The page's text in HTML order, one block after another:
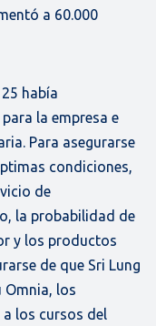
a 60.000
había
la empresa e
Para asegurarse
condiciones,
de
la probabilidad de
y los productos
de que Sri Lung
Omnia, los
los cursos del